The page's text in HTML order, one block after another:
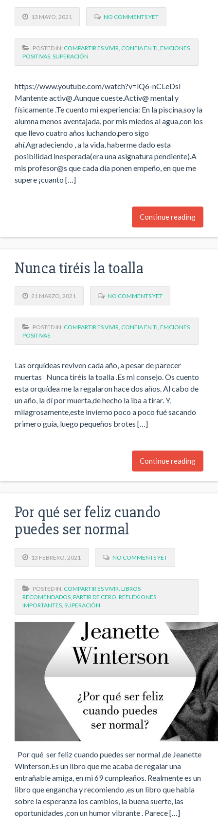
13 MAYO, 2021 NO COMMENTS YET
POSTED IN: COMPARTIR ES VIVIR CONFIA EN TI EMCIONES
POSITIVAS SUPERACIÓN
https://www.youtube.com/watch?v=lQ6-nCLeDsI
Mantente activ@.Aunque cueste.Activ@ mental y
físicamente .Te cuento mi experiencia: En la piscina,soy la
alumna menos aventajada, por mis miedos al agua,con los
que llevo cuatro años luchando,pero sigo
ahí.Agradeciendo , a la vida, haberme dado esta
posibilidad inesperada(era una asignatura pendiente).A
mis profesor@s que cada día ponen empeño, en que me
supere ¡cuanto […]
Continue reading
Nunca tiréis la toalla
21 MARZO, 2021 NO COMMENTS YET
POSTED IN: COMPARTIR ES VIVIR, CONFIA EN TI, EMCIONES
POSITIVAS
Las orquídeas reviven cada año, a pesar de parecer
muertas Nunca tiréis la toalla .Es mi consejo. Os cuento
esta orquídea me la regalaron hace dos años. Al cabo de
un año, la dí por muerta,de hecho la iba a tirar. Y,
milagrosamente,este invierno poco a poco fué sacando
primero guía, luego pequeños brotes […]
Continue reading
Por qué ser feliz cuando
puedes ser normal
13 FEBRERO, 2021 NO COMMENTS YET
POSTED IN: COMPARTIR ES VIVIR LIBROS
RECOMENDADOS PARTIR DE CERO REFLEXIONES
IMPORTANTES SUPERACIÓN
Por qué ser feliz cuando puedes ser normal ,de Jeanette
Winterson.Es un libro que me acaba de regalar una
entrañable amiga, en mi 69 cumpleaños. Realmente es un
libro que engancha y recomiendo ,es un libro que habla
sobre la esperanza los cambios, la buena suerte, las
oportunidades ,con un humor vibrante . Parece […]